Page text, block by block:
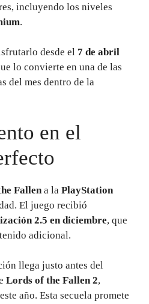
incluyendo los niveles
.
desde el 7 de abril
lo convierte en una de las
del mes dentro de la
en el
Fallena la PlayStation
El juego recibió
2.5 en diciembre, que
adicional.
llega justo antes del
Lords of the Fallen 2,
año. Esta secuela promete